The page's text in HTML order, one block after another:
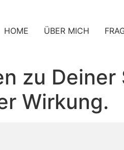
HOME ÜBER MICH
zu
Wirkung.